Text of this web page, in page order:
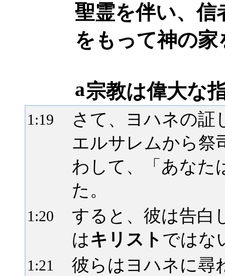
聖霊を伴い、信
をもって神の
a宗教は偉大な
1:19
さて、ヨハネの証
エルサレムから祭
わして、「あなた
た。
1:20
すると、彼は告白
はキリスト ではな
1:21
彼らはヨハネに尋